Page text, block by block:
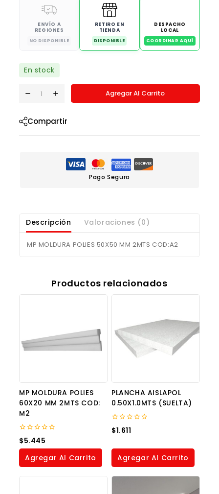
ENVÍO A
REGIONES
NO DISPONIBLE
RETIRO EN
TIENDA
DISPONIBLE
DESPACHO
LOCAL
COORDINAR AQUÍ
En stock
Agregar Al Carrito
Compartir
Pago Seguro
Descripción Valoraciones (0)
MP MOLDURA POLIES 50X50 MM 2MTS COD:A2
Productos relacionados
MP MOLDURA POLIES
60X20 MM 2MTS COD:
M2
0
out
of
$5.445
Agregar Al Carrito
PLANCHA AISLAPOL
0.50X1.0MTS (SUELTA)
0
out
5
$1.611
Agregar Al Carrito